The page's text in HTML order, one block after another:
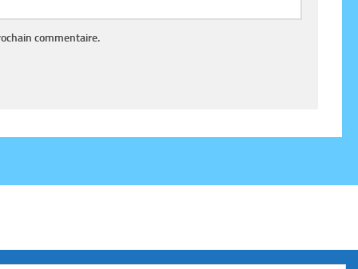
commentaire.